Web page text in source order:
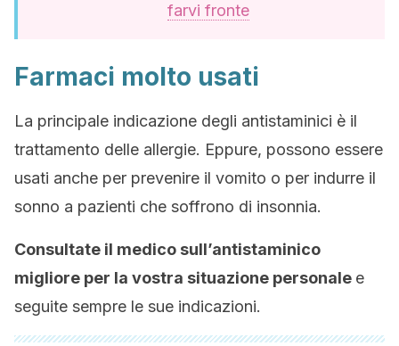
farvi fronte
Farmaci molto usati
La principale indicazione degli antistaminici è il
trattamento delle allergie. Eppure, possono essere
usati anche per prevenire il vomito o per indurre il
sonno a pazienti che soffrono di insonnia.
Consultate il medico sull’antistaminico
migliore per la vostra situazione personale e
seguite sempre le sue indicazioni.